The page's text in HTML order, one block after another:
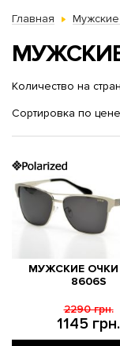
Главная
Количество на
Сортировка по цене
МУЖСКИЕ ОЧКИ
8606S
1145 грн.
2290 грн.